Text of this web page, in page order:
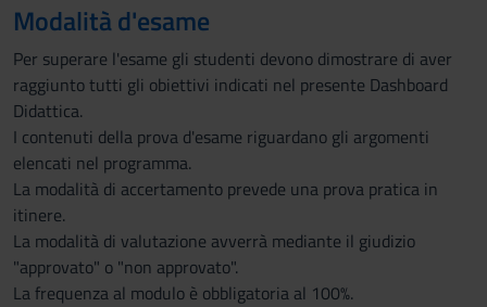
Modalità d'esame
Per superare l'esame gli studenti devono dimostrare di aver
raggiunto tutti gli obiettivi indicati nel presente Dashboard
Didattica.
I contenuti della prova d'esame riguardano gli argomenti
elencati nel programma.
La modalità di accertamento prevede una prova pratica in
itinere.
La modalità di valutazione avverrà mediante il giudizio
"approvato" o "non approvato".
La frequenza al modulo è obbligatoria al 100%.